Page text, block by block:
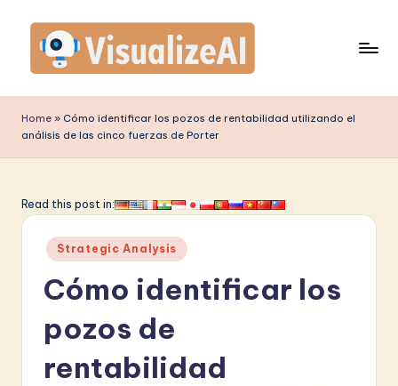
contenido
is
u
li
A
Home » Cómo identificar los pozos de rentabilidad utilizando el
análisis de las cinco fuerzas de Porter
Read this post in:
Publicado
en
Strategic Analysis
Cómo identificar los
pozos de
rentabilidad